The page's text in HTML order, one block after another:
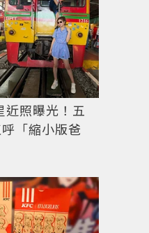
近照曝光！五
「縮小版爸